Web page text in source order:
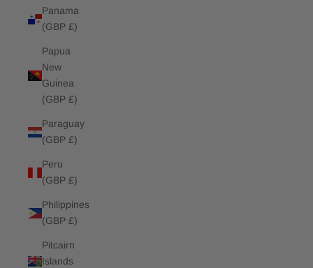
Panama
(GBP £)
Papua
New
Guinea
(GBP £)
Paraguay
(GBP £)
Peru
(GBP £)
Philippines
(GBP £)
Pitcairn
Islands